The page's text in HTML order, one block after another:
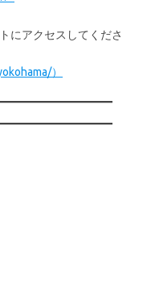
にアクセスしてくださ
）